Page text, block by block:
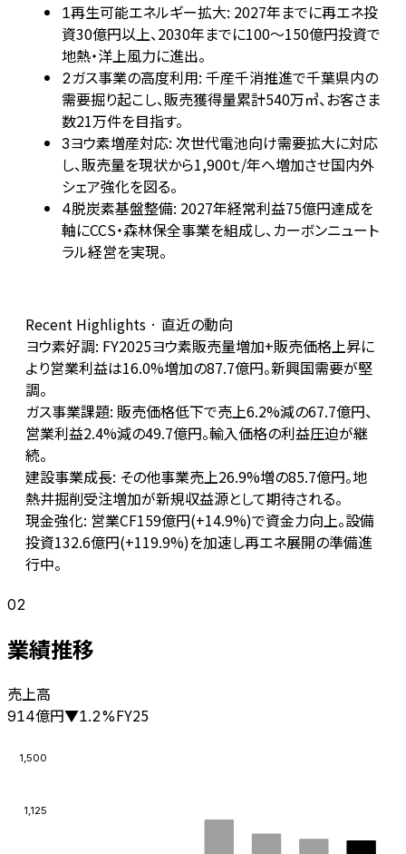
1再生可能エネルギー拡大: 2027年までに再エネ投
資30億円以上、2030年までに100～150億円投資で
地熱・洋上風力に進出。
2ガス事業の高度利用: 千産千消推進で千葉県内の
需要掘り起こし、販売獲得量累計540万㎥、お客さま
数21万件を目指す。
3ヨウ素増産対応: 次世代電池向け需要拡大に対応
し、販売量を現状から1,900ｔ/年へ増加させ国内外
シェア強化を図る。
4脱炭素基盤整備: 2027年経常利益75億円達成を
軸にCCS・森林保全事業を組成し、カーボンニュート
ラル経営を実現。
Recent Highlights · 直近の動向
ヨウ素好調: FY2025ヨウ素販売量増加+販売価格上昇に
より営業利益は16.0%増加の87.7億円。新興国需要が堅
調。
ガス事業課題: 販売価格低下で売上6.2%減の67.7億円、
営業利益2.4%減の49.7億円。輸入価格の利益圧迫が継
続。
建設事業成長: その他事業売上26.9%増の85.7億円。地
熱井掘削受注増加が新規収益源として期待される。
現金強化: 営業CF159億円(+14.9%)で資金力向上。設備
投資132.6億円(+119.9%)を加速し再エネ展開の準備進
行中。
02
業績推移
売上高
914億円▼1.2%FY25
1,125
1,500